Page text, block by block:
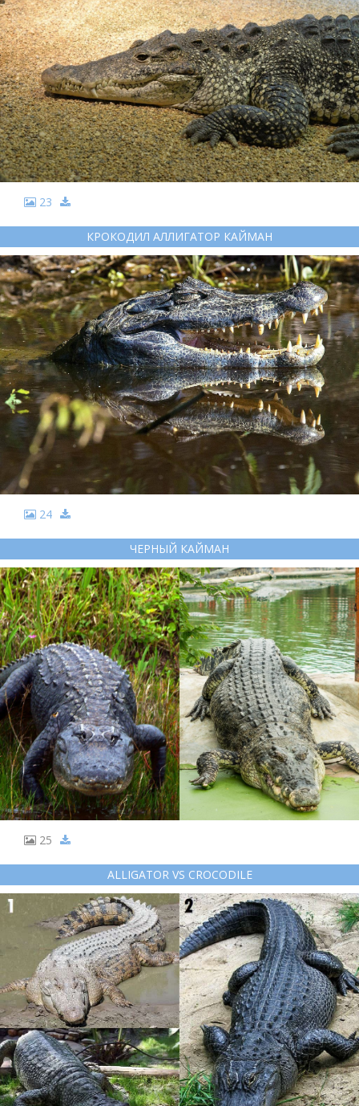
23
КРОКОДИЛ АЛЛИГАТОР КАЙМАН
24
ЧЕРНЫЙ КАЙМАН
25
ALLIGATOR VS CROCODILE